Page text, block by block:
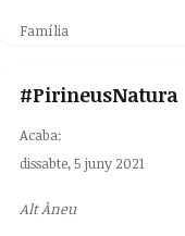
Família
#PirineusNatura
Acaba:
dissabte, 5 juny 2021
Alt Àneu